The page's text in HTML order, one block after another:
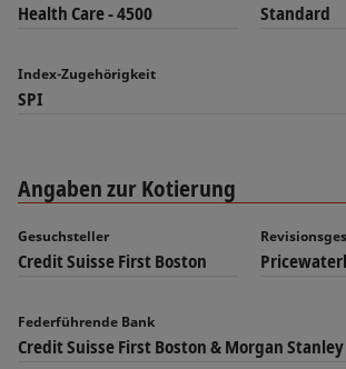
Health Care - 4500
Standard
Index-Zugehörigkeit
SPI
Angaben zur Kotierung
Gesuchsteller
Credit Suisse First Boston
Federführende Bank
Credit Suisse First Boston & Morgan Stanley